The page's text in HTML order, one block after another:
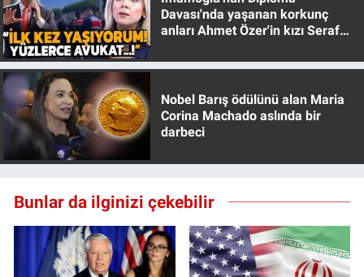
Davası'nda yaşanan korkunç
anları Ahmet Özer'in kızı Seraf
Nobel Barış ödülünü alan Maria
Corina Machado aslında bir
darbeci
Bunlar da ilginizi çekebilir
Teknoloji
Türkiye'nin Geleceği
Türkiye'nin Gündemi
Yerel Gündem
Yerel Yaşam
Canlı Yayın